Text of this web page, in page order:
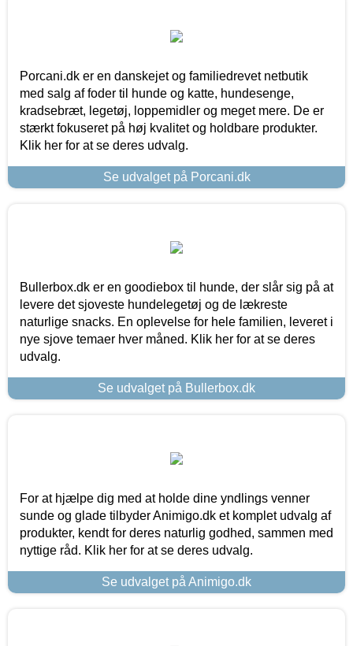
Porcani.dk er en danskejet og familiedrevet netbutik
med salg af foder til hunde og katte, hundesenge,
kradsebræt, legetøj, loppemidler og meget mere. De er
stærkt fokuseret på høj kvalitet og holdbare produkter.
Klik her for at se deres udvalg.
Se udvalget på Porcani.dk
Bullerbox.dk er en goodiebox til hunde, der slår sig på at
levere det sjoveste hundelegetøj og de lækreste
naturlige snacks. En oplevelse for hele familien, leveret i
nye sjove temaer hver måned. Klik her for at se deres
udvalg.
Se udvalget på Bullerbox.dk
For at hjælpe dig med at holde dine yndlings venner
sunde og glade tilbyder Animigo.dk et komplet udvalg af
produkter, kendt for deres naturlig godhed, sammen med
nyttige råd. Klik her for at se deres udvalg.
Se udvalget på Animigo.dk